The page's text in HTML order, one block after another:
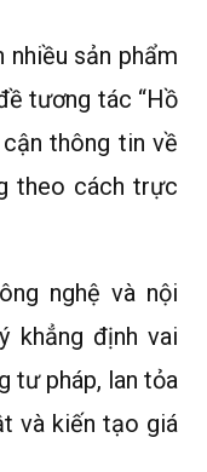
nhiều sản phẩm
tương tác “Hồ
thông tin về
theo cách trực
nghệ và nội
khẳng định vai
tư pháp, lan tỏa
và kiến tạo giá